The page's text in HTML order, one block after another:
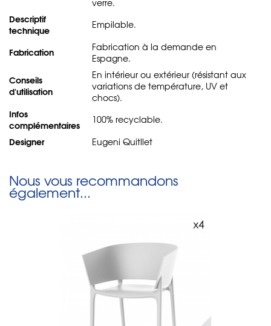
Descriptif
technique
Empilable.
Fabrication
Fabrication à la demande en
Espagne.
Conseils
d'utilisation
En intérieur ou extérieur (résistant aux
variations de température, UV et
chocs).
Infos
complémentaires
100% recyclable.
Designer Eugeni Quitllet
Nous vous recommandons
également...